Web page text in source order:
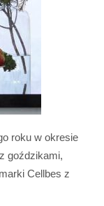
roku w okresie
goździkami,
Cellbes z